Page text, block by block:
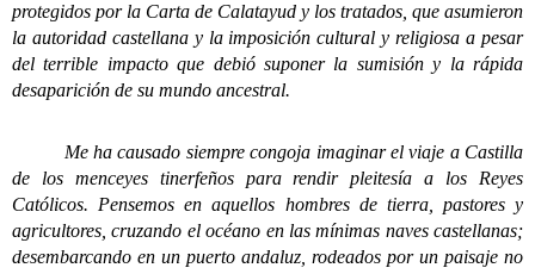
protegidos por la Carta de Calatayud y los tratados, que asumieron
la autoridad castellana y la imposición cultural y religiosa a pesar
del terrible impacto que debió suponer la sumisión y la rápida
desaparición de su mundo ancestral.
Me ha causado siempre congoja imaginar el viaje a Castilla
de los menceyes tinerfeños para rendir pleitesía a los Reyes
Católicos. Pensemos en aquellos hombres de tierra, pastores y
agricultores, cruzando el océano en las mínimas naves castellanas;
desembarcando en un puerto andaluz, rodeados por un paisaje no